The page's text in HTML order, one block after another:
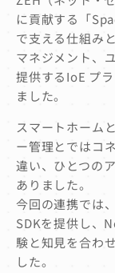
に貢献する「
で支える仕組み
マネジメント、
提供するIoE プ
ました。
スマートホーム
ー管理とではコ
違い、ひとつの
ありました。
今回の連携では
SDKを提供し、
験と知見を合わ
した。